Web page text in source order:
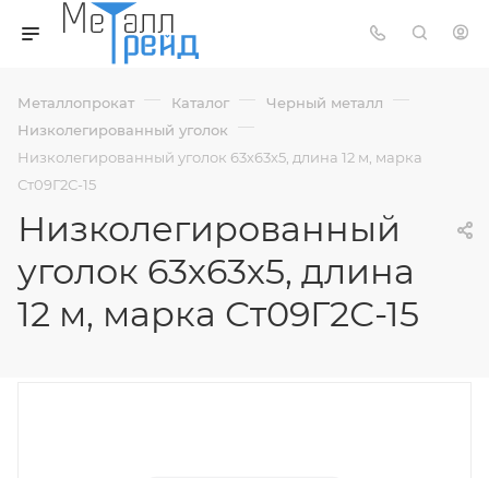
Металлопрокат — Каталог — Черный металл —
Низколегированный уголок —
Низколегированный уголок 63х63х5, длина 12 м, марка
Ст09Г2С-15
Низколегированный
уголок 63х63х5, длина
12 м, марка Ст09Г2С-15